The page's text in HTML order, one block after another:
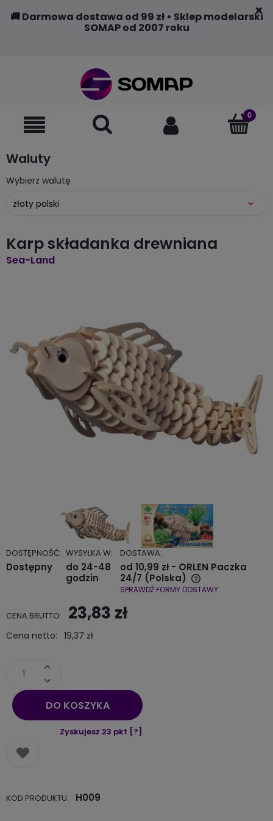
🚚 Darmowa dostawa od 99 zł • Sklep modelarski
SOMAP od 2007 roku
Waluty
Wybierz walutę
Karp składanka drewniana
Sea-Land
DOSTĘPNOŚĆ:
Dostępny
WYSYŁKA W:
do 24-48
godzin
DOSTAWA:
od 10,99 zł - ORLEN Paczka
24/7 (Polska)
Cena nie zawiera ewentualnych kosztów płatności
SPRAWDŹ FORMY DOSTAWY
CENA BRUTTO: 23,83 zł
Cena netto: 19,37 zł
DO KOSZYKA
Zyskujesz 23 pkt [?]
KOD PRODUKTU: H009